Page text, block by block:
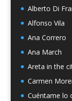
Alberto Di
Alfonso Vila
Ana Correro
Ana March
Areta in the
Carmen
Cuéntame lo